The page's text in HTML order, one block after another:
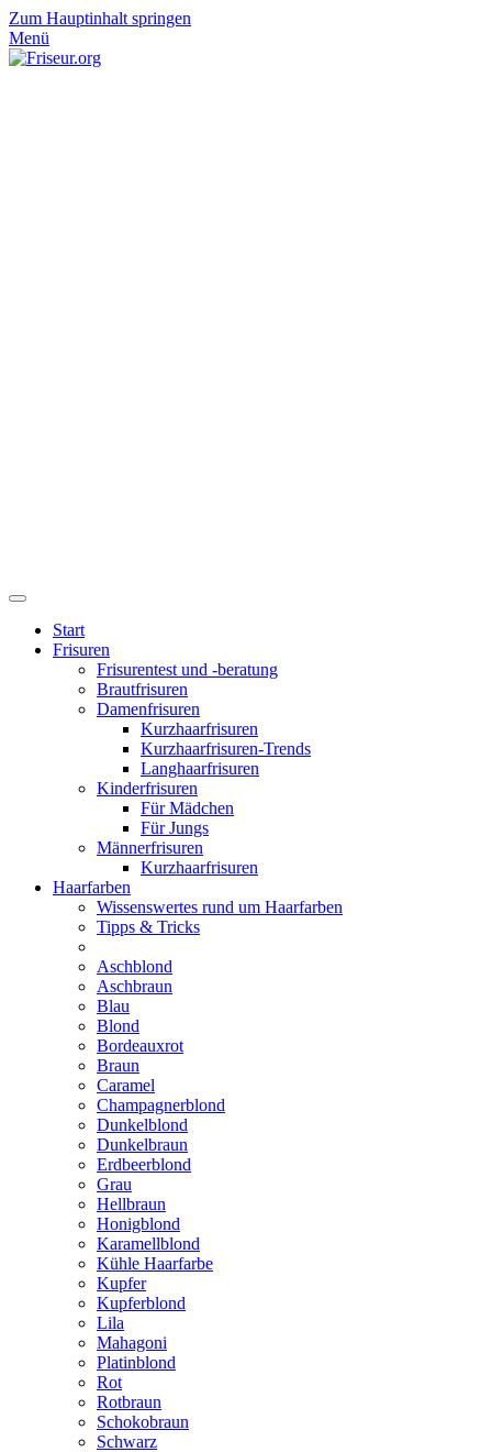
Zum Hauptinhalt springen
Menü
Start
Frisuren
Frisurentest und -beratung
Brautfrisuren
Damenfrisuren
Kurzhaarfrisuren
Kurzhaarfrisuren-Trends
Langhaarfrisuren
Kinderfrisuren
Für Mädchen
Für Jungs
Männerfrisuren
Kurzhaarfrisuren
Haarfarben
Wissenswertes rund um Haarfarben
Tipps & Tricks
Aschblond
Aschbraun
Blau
Blond
Bordeauxrot
Braun
Caramel
Champagnerblond
Dunkelblond
Dunkelbraun
Erdbeerblond
Grau
Hellbraun
Honigblond
Karamellblond
Kühle Haarfarbe
Kupfer
Kupferblond
Lila
Mahagoni
Platinblond
Rot
Rotbraun
Schokobraun
Schwarz